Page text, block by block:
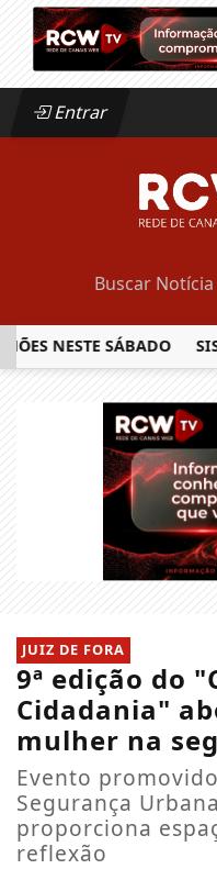
Entrar
NESTE SÁBADO
JUIZ DE FORA
9ª edição do
Cidadania"
mulher na
Evento
Segurança
proporciona
reflexão